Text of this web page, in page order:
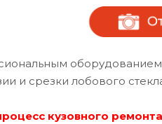
и срезки лобового
кузовного